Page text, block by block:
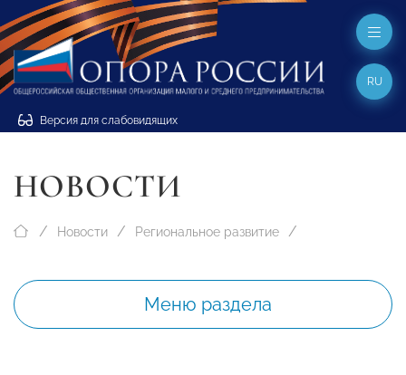
Версия для слабовидящих
RU
НОВОСТИ
Новости Региональное развитие
Меню раздела